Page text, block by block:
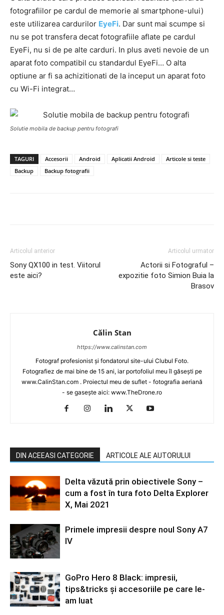
fotografiilor pe cardul de memorie al smartphone-ului)
este utilizarea cardurilor EyeFi. Dar sunt mai scumpe si
nu se pot transfera decat fotografiile aflate pe cardul
EyeFi, nu si de pe alte carduri. In plus aveti nevoie de un
aparat foto compatibil cu standardul EyeFi… O alta
optiune ar fi sa achizitionati de la inceput un aparat foto
cu Wi-Fi integrat…
Solutie mobila de backup pentru fotografi
TAGURI Accesorii Android Aplicatii Android
Articole si teste
Backup
Backup fotografii
Articolul anterior
Sony QX100 in test. Viitorul
este aici?
Articolul urmator
Actorii si Fotograful –
expozitie foto Simion Buia la
Brasov
Călin Stan
https://www.calinstan.com
Fotograf profesionist și fondatorul site-ului Clubul Foto.
Fotografiez de mai bine de 15 ani, iar portofoliul meu îl găsești pe
www.CalinStan.com . Proiectul meu de suflet - fotografia aeriană
- se gasește aici: www.TheDrone.ro
DIN ACEEASI CATEGORIE ARTICOLE ALE AUTORULUI
Delta văzută prin obiectivele Sony –
cum a fost în tura foto Delta Explorer
X, Mai 2021
Primele impresii despre noul Sony A7
IV
GoPro Hero 8 Black: impresii,
tips&tricks și accesoriile pe care le-
am luat